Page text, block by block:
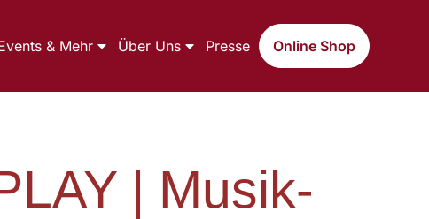
& Mehr Über Uns Presse Online Shop
| Musik-